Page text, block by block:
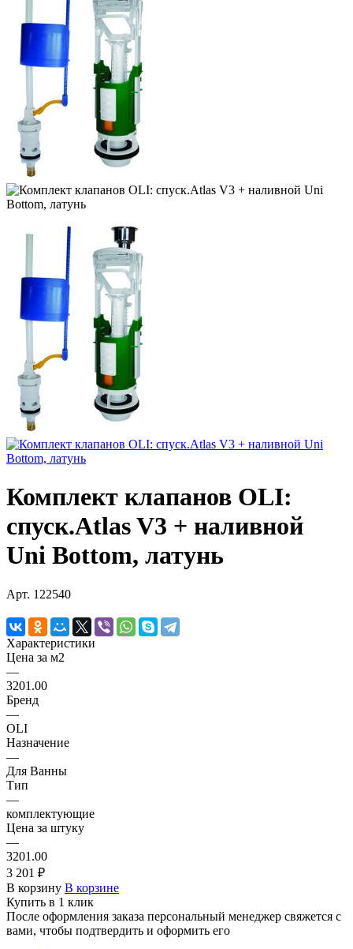
Комплект клапанов OLI:
спуск.Atlas V3 + наливной
Uni Bottom, латунь
Арт. 122540
Характеристики
Цена за м2
—
3201.00
Бренд
—
OLI
Назначение
—
Для Ванны
Тип
—
комплектующие
Цена за штуку
—
3201.00
3 201 ₽
В корзину В корзине
Купить в 1 клик
После оформления заказа персональный менеджер свяжется с
вами, чтобы подтвердить и оформить его